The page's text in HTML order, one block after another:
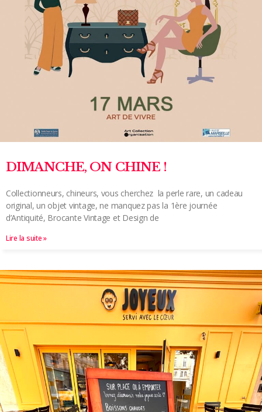
DIMANCHE, ON CHINE !
Collectionneurs, chineurs, vous cherchez la perle rare, un cadeau
original, un objet vintage, ne manquez pas la 1ère journée
d’Antiquité, Brocante Vintage et Design de
Lire la suite »